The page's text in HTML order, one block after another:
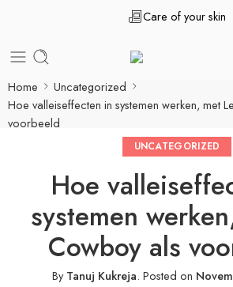
Care of your skin
Home
Uncategorized
Hoe valleiseffecten in systemen werken, met
voorbeeld
UNCATEGORIZED
Hoe
systemen
Cowboy als
ByTanuj Kukreja. Posted on